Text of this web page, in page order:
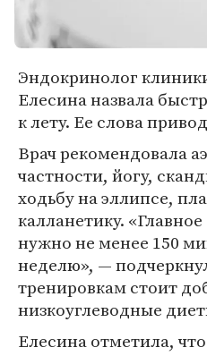
Эндокринолог
Елесина назвала
к лету. Ее слова
Врач рекомендовала
частности, йогу,
ходьбу на эллипсе,
калланетику.
нужно не менее 150
неделю», —
тренировкам стоит
низкоуглеводные
Елесина отметила,